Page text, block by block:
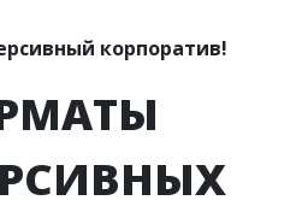
корпоратив!